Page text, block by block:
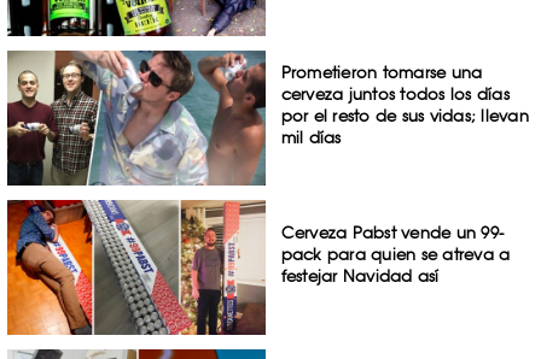
Prometieron tomarse una
cerveza juntos todos los días
por el resto de sus vidas; llevan
mil días
Cerveza Pabst vende un 99-
pack para quien se atreva a
festejar Navidad así